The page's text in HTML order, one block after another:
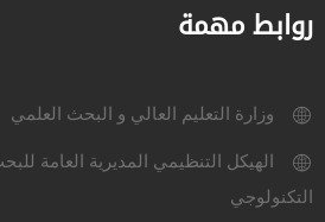
روابط مهمة
وزارة التعليم العالي و البحث العلمي
الهيكل التنظيمي المديرية العامة
التكنولوجي